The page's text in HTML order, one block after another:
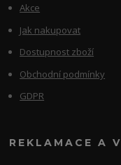
Akce
Jak nakupovat
Dostupnost zboží
Obchodní podmínky
GDPR
REKLAMACE A